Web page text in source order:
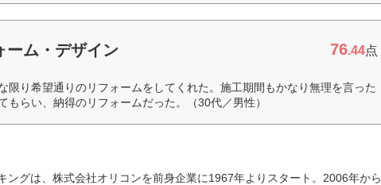
ーム・デザイン 76.44点
限り希望通りのリフォームをしてくれた。施工期間もかなり無理を言った
もらい、納得のリフォームだった。（30代／男性）
ングは、株式会社オリコンを前身企業に1967年よりスタート。2006年から